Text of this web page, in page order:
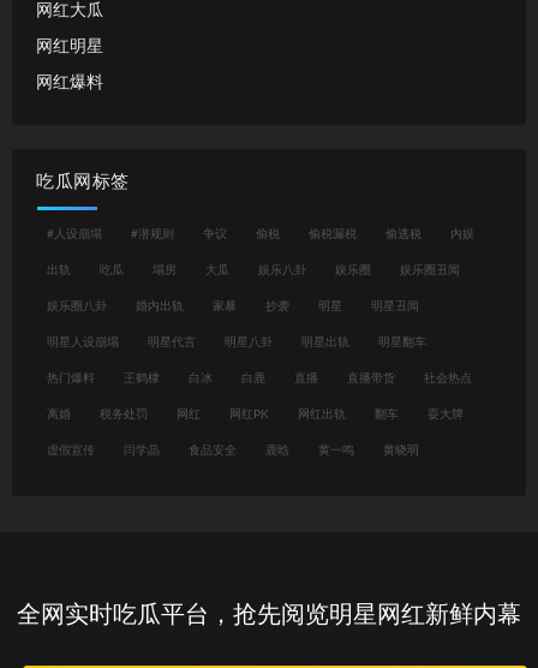
网红大瓜
网红明星
网红爆料
吃瓜网标签
#人设崩塌 #潜规则 争议 偷税 偷税漏税 偷逃税 内娱
出轨 吃瓜 塌房 大瓜 娱乐八卦 娱乐圈 娱乐圈丑闻
娱乐圈八卦 婚内出轨 家暴 抄袭 明星 明星丑闻
明星人设崩塌 明星代言 明星八卦 明星出轨 明星翻车
热门爆料 王鹤棣 白冰 白鹿 直播 直播带货 社会热点
离婚 税务处罚 网红 网红PK 网红出轨 翻车 耍大牌
虚假宣传 闫学晶 食品安全 鹿晗 黄一鸣 黄晓明
全网实时吃瓜平台，抢先阅览明星网红新鲜内幕